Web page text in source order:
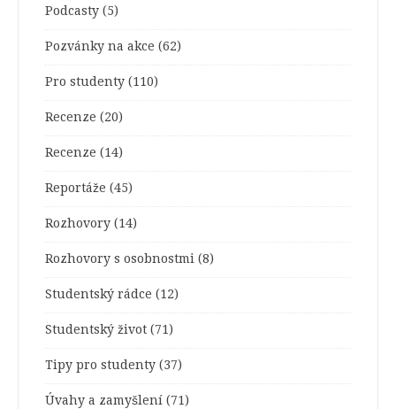
Podcasty (5)
Pozvánky na akce (62)
Pro studenty (110)
Recenze (20)
Recenze (14)
Reportáže (45)
Rozhovory (14)
Rozhovory s osobnostmi (8)
Studentský rádce (12)
Studentský život (71)
Tipy pro studenty (37)
Úvahy a zamyšlení (71)